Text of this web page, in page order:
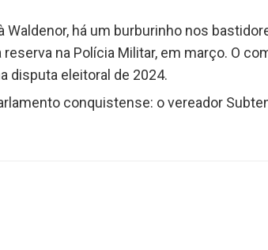
há um burburinho nos
na Polícia Militar, em março. O
disputa eleitoral de 2024.
conquistense: o vereador